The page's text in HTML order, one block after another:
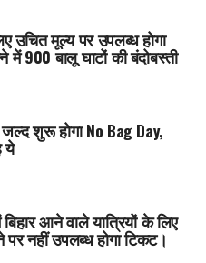
उचित मूल्य पर उपलब्ध होगा
में 900 बालू घाटों की बंदोबस्ती
शुरू होगा No Bag Day,
ये
आने वाले यात्रियों के लिए
नहीं उपलब्ध होगा टिकट।